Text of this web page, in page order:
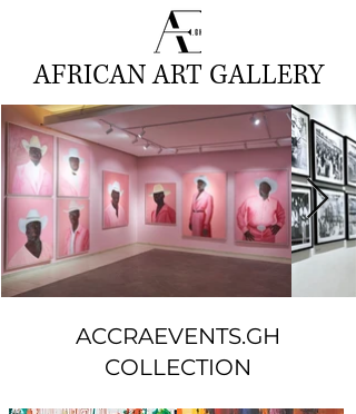
AFRICAN ART GALLERY
ACCRAEVENTS.GH
COLLECTION